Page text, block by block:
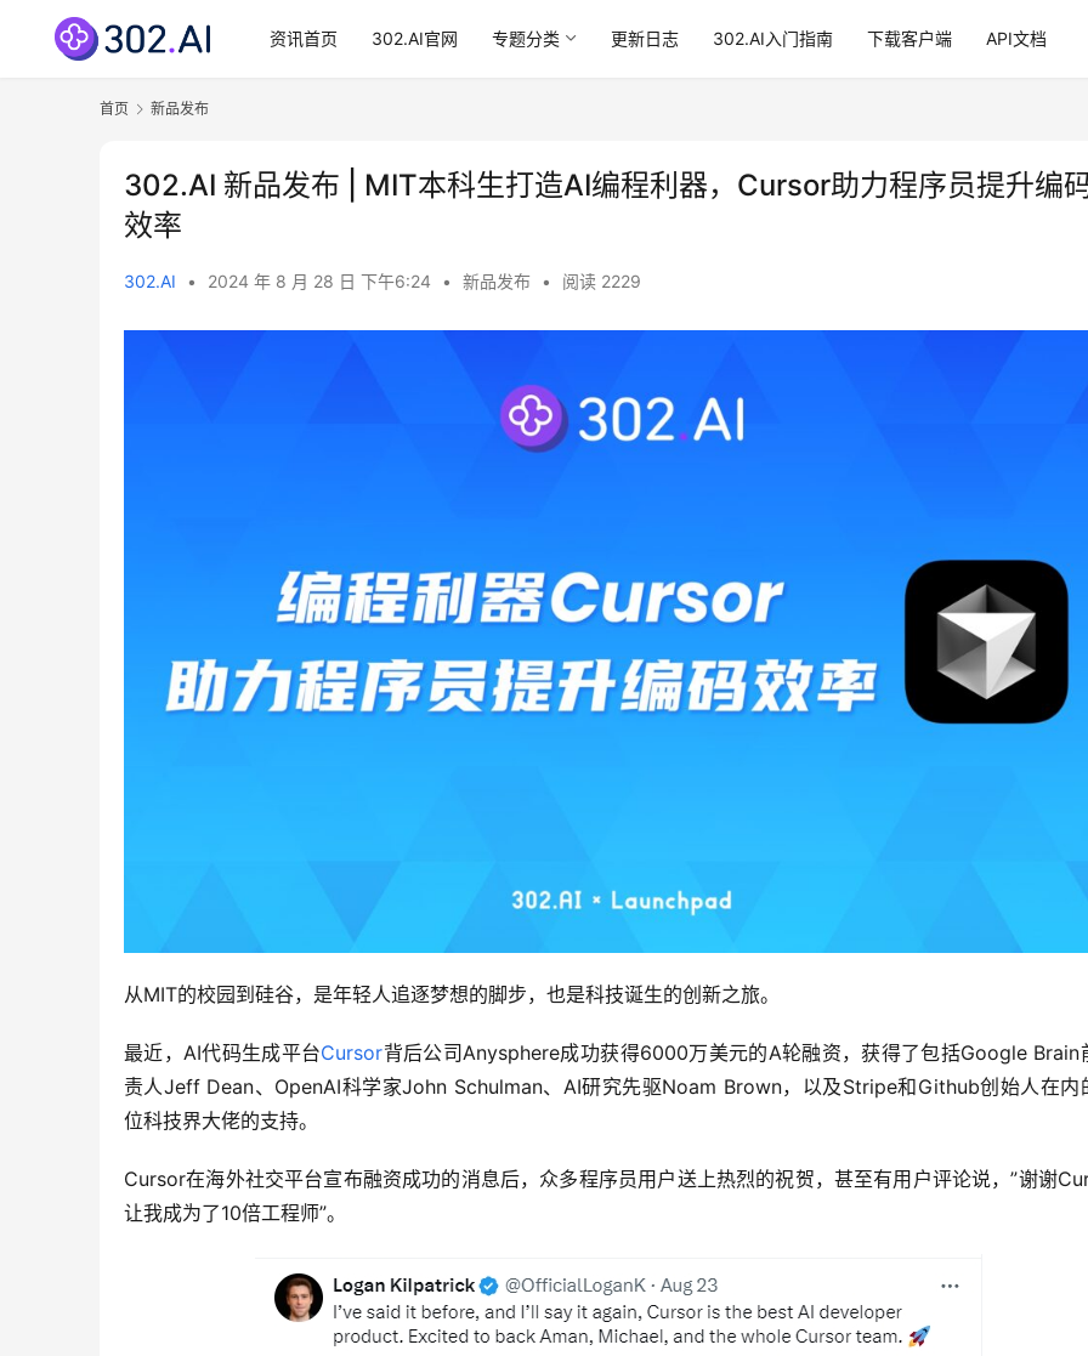
资讯首页 302.AI官网 专题分类 更新日志 302.AI入门指南 下载客户端 API文档
首页 新品发布
302.AI 新品发布 | MIT本科生打造AI编程利器，Cursor助力程序员提升编
效率
302.AI • 2024 年 8 月 28 日 下午6:24 • 新品发布 • 阅读 2229
从MIT的校园到硅谷，是年轻人追逐梦想的脚步，也是科技诞生的创新之旅。
最近，AI代码生成平台Cursor背后公司Anysphere成功获得6000万美元的A轮融资，获得了包括Google Brain
责人Jeff Dean、OpenAI科学家John Schulman、AI研究先驱Noam Brown，以及Stripe和Github创始人在内
位科技界大佬的支持。
Cursor在海外社交平台宣布融资成功的消息后，众多程序员用户送上热烈的祝贺，甚至有用户评论说，”谢谢
让我成为了10倍工程师”。